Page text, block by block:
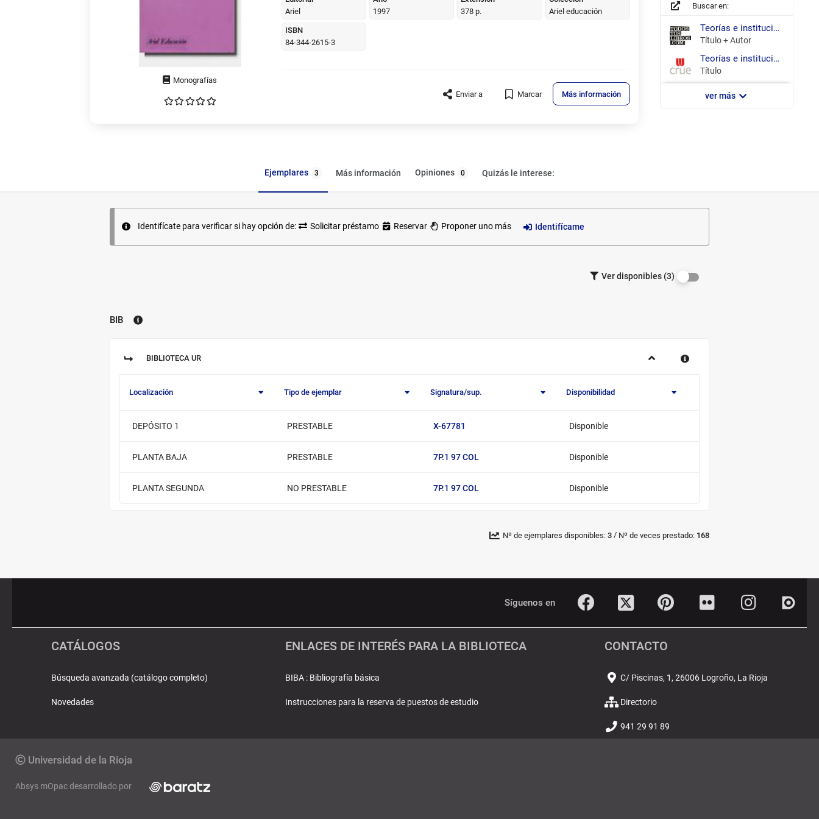
Tipo
documento
Ariel
1997
378 p.
Ariel educación
ISBN
84-344-2615-3
Enviar a Marcar Más información
Buscar en:
todostuslibros.com Teorías e instituciones contemporáneas de la educación /
Título + Autor
REBIUN Teorías e instituciones contemporáneas de la educación /
Título
ver más
Ejemplares 3 Más información Opiniones 0 Quizás le interese:
Ejemplares
Identifícate para verificar si hay opción de: Solicitar préstamo Reservar Proponer uno más Identifícame
ejemplares
Ver disponibles (3)
Biblioteca:
BIB
Sucursal:
BIBLIOTECA UR
ejemplares
Localización Tipo de ejemplar Signatura/sup.
Disponibilidad
DEPÓSITO 1 PRESTABLE X-67781 Disponible
PLANTA BAJA PRESTABLE 7P.1 97 COL Disponible
PLANTA SEGUNDA NO PRESTABLE 7P.1 97 COL Disponible
Nº de ejemplares disponibles: 3 / Nº de veces prestado: 168
Síguenos en Facebook Twitter Pinterest Instagram
CATÁLOGOS
Búsqueda avanzada (catálogo completo)
Novedades
ENLACES DE INTERÉS PARA LA BIBLIOTECA
BIBA : Bibliografía básica
Instrucciones para la reserva de puestos de estudio
CONTACTO
C/ Piscinas, 1, 26006 Logroño, La Rioja
Directorio
941 29 91 89
CopyrightUniversidad de la Rioja
Absys mOpac desarrollado por